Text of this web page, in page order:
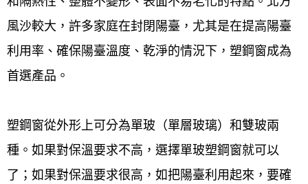
風沙較大，許多家庭在封閉陽臺，尤其是在提高陽臺
利用率、確保陽臺溫度、乾淨的情況下，塑鋼窗成為
首選產品。
塑鋼窗從外形上可分為單玻（單層玻璃）和雙玻兩
種。如果對保溫要求不高，選擇單玻塑鋼窗就可以
了；如果對保溫要求很高，如把陽臺利用起來，要確